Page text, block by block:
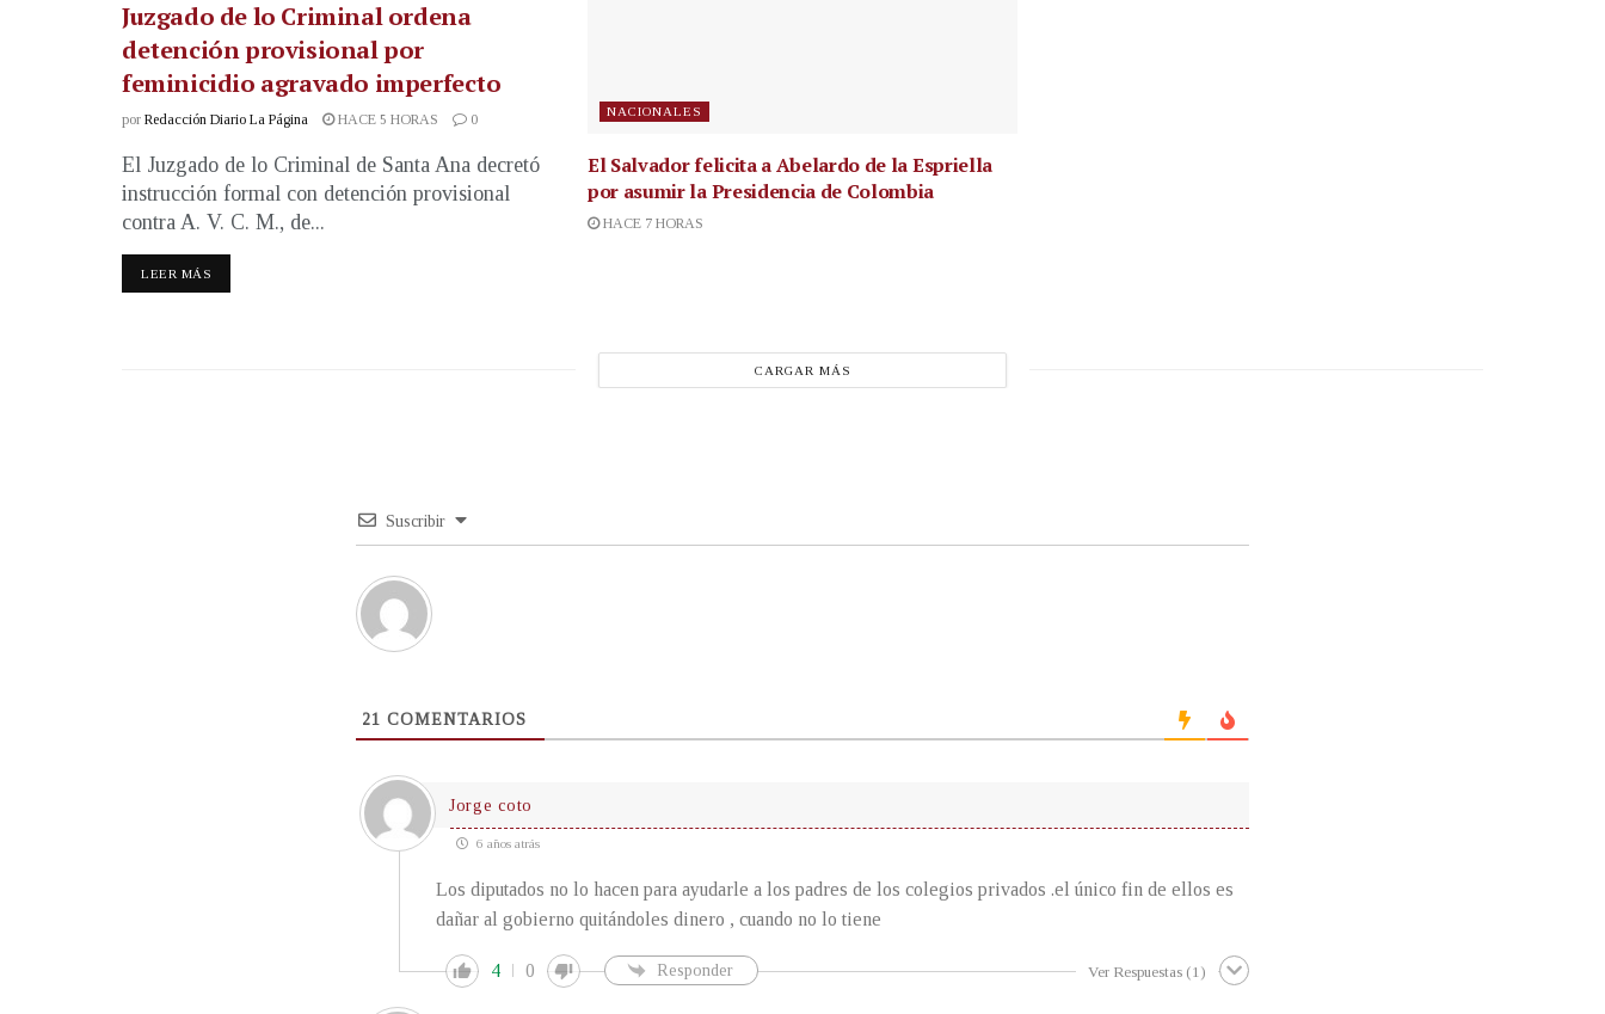
Juzgado de lo Criminal ordena
detención provisional por
feminicidio agravado imperfecto
por Redacción Diario La Página HACE 5 HORAS 0
El Juzgado de lo Criminal de Santa Ana decretó
instrucción formal con detención provisional
contra A. V. C. M., de...
LEER MÁS
NACIONALES
El Salvador felicita a Abelardo de la Espriella
por asumir la Presidencia de Colombia
HACE 7 HORAS
CARGAR MÁS
Suscribir
21 COMENTARIOS
Jorge coto
6 años atrás
Los diputados no lo hacen para ayudarle a los padres de los colegios privados .el único fin de ellos es
dañar al gobierno quitándoles dinero , cuando no lo tiene
4 0 Responder Ver Respuestas (1)